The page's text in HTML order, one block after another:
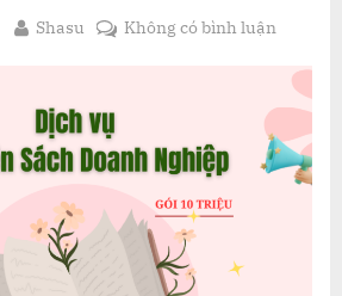
By
Shasu Không có bình luậnở
vụ
Thư
viện
Sách
Doanh